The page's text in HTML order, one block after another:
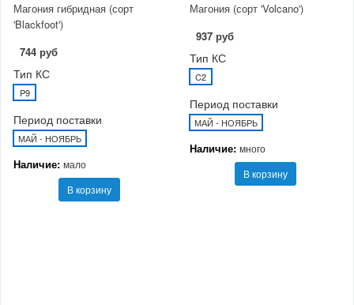
Магония гибридная (сорт
'Blackfoot')
744 руб
Тип КС
P9
Период поставки
МАЙ - НОЯБРЬ
Наличие: мало
В корзину
Магония (сорт 'Volcano')
937 руб
Тип КС
C2
Период поставки
МАЙ - НОЯБРЬ
Наличие: много
В корзину